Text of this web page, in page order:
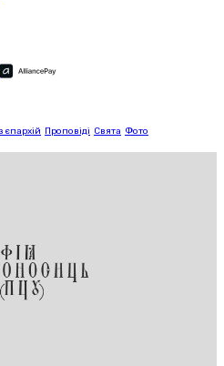
єпархій Проповіді Свята Фото